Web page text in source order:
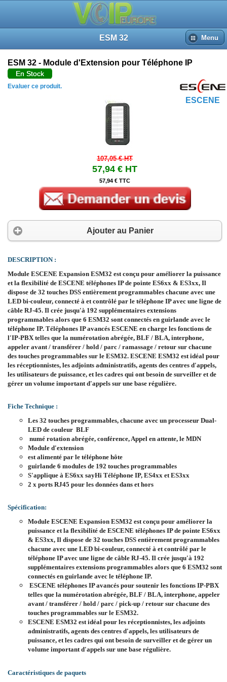
ESM 32 Menu
ESCENE
ESM 32 - Module d'Extension pour Téléphone IP
En Stock
Evaluer ce produit.
107,05 €HT
57,94 € HT
57,94 € TTC
Ajouter au Panier
DESCRIPTION :
Module ESCENE Expansion ESM32 est conçu pour améliorer la puissance
et la flexibilité de ESCENE téléphones IP de pointe ES6xx & ES3xx, Il
dispose de 32 touches DSS entièrement programmables chacune avec une
LED bi-couleur, connecté à et contrôlé par le téléphone IP avec une ligne de
câble RJ-45. Il crée jusqu'à 192 supplémentaires extensions
programmables alors que 6 ESM32 sont connectés en guirlande avec le
téléphone IP. Téléphones IP avancés ESCENE en charge les fonctions de
l'IP-PBX telles que la numérotation abrégée, BLF / BLA, interphone,
appeler avant / transférer / hold / parc / ramassage / retour sur chacune
des touches programmables sur le ESM32. ESCENE ESM32 est idéal pour
les réceptionnistes, les adjoints administratifs, agents des centres d'appels,
les utilisateurs de puissance, et les cadres qui ont besoin de surveiller et de
gérer un volume important d'appels sur une base régulière.
Fiche Technique :
Les 32 touches programmables, chacune avec un processeur Dual-
LED de couleur BLF
numé rotation abrégée, conférence, Appel en attente, le MDN
Module d'extension
est alimenté par le téléphone hôte
guirlande 6 modules de 192 touches programmables
S'applique à ES6xx sayHi Téléphone IP, ES4xx et ES3xx
2 x ports RJ45 pour les données dans et hors
Spécification:
Module ESCENE Expansion ESM32 est conçu pour améliorer la
puissance et la flexibilité de ESCENE téléphones IP de pointe ES6xx
& ES3xx, Il dispose de 32 touches DSS entièrement programmables
chacune avec une LED bi-couleur, connecté à et contrôlé par le
téléphone IP avec une ligne de câble RJ-45. Il crée jusqu'à 192
supplémentaires extensions programmables alors que 6 ESM32 sont
connectés en guirlande avec le téléphone IP.
ESCENE téléphones IP avancés pour soutenir les fonctions IP-PBX
telles que la numérotation abrégée, BLF / BLA, interphone, appeler
avant / transférer / hold / parc / pick-up / retour sur chacune des
touches programmables sur le ESM32.
ESCENE ESM32 est idéal pour les réceptionnistes, les adjoints
administratifs, agents des centres d'appels, les utilisateurs de
puissance, et les cadres qui ont besoin de surveiller et de gérer un
volume important d'appels sur une base régulière.
Caractéristiques de paquets